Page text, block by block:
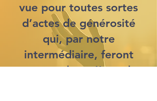
vue pour toutes sortes
d’actes de générosité
qui, par notre
intermédiaire, feront
monter des prières de